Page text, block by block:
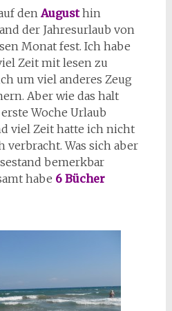
denAugust hin
der Jahresurlaub von
Monat fest. Ich habe
Zeit mit lesen zu
um viel anderes Zeug
Aber wie das halt
Woche Urlaub
viel Zeit hatte ich nicht
verbracht. Was sich aber
bemerkbar
habe 6 Bücher